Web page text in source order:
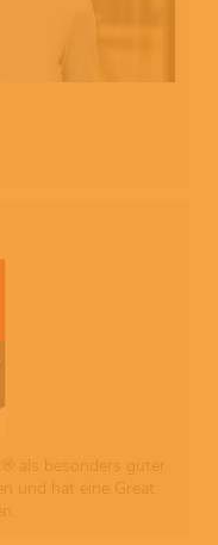
als besonders guter
und hat eine Great